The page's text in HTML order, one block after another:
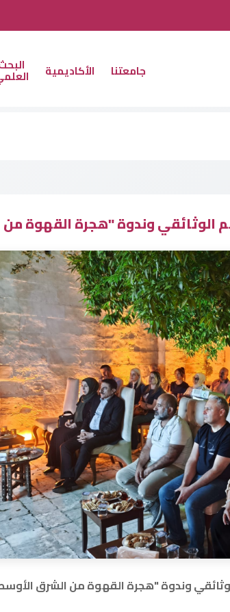
جامعتنا الأكاديمية
الوثائقي وندوة "هجرة القهوة
وندوة "هجرة القهوة من الشرق